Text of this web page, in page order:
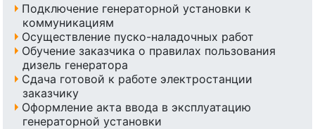
Подключение генераторной установки к
коммуникациям
Осуществление пуско-наладочных работ
Обучение заказчика о правилах пользования
дизель генератора
Сдача готовой к работе электростанции
заказчику
Оформление акта ввода в эксплуатацию
генераторной установки